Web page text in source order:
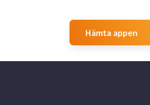
mellanbarn i släkten har jag
fått mycket erfarenhet av att
umgås med både äldre och
yngre kusiner. Jag har
Hämta appen